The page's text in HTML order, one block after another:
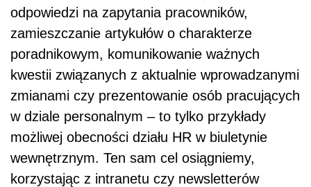
odpowiedzi na zapytania pracowników,
zamieszczanie artykułów o charakterze
poradnikowym, komunikowanie ważnych
kwestii związanych z aktualnie wprowadzanymi
zmianami czy prezentowanie osób pracujących
w dziale personalnym – to tylko przykłady
możliwej obecności działu HR w biuletynie
wewnętrznym. Ten sam cel osiągniemy,
korzystając z intranetu czy newsletterów